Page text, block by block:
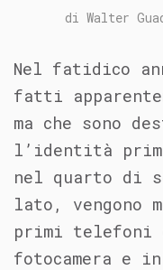
di Walter
Nel fatidico
fatti
ma che sono
l’identità
nel quarto di
lato, vengono
primi
fotocamera e